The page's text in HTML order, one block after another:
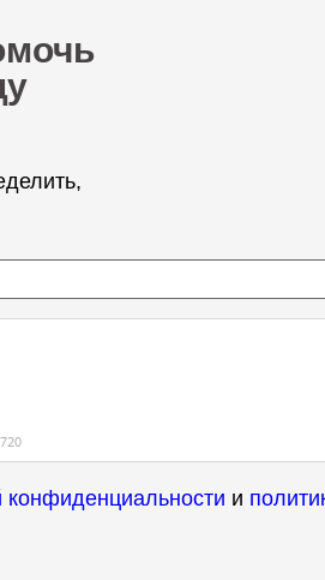
конфиденциальности и